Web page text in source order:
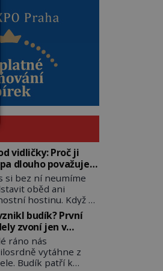
vidličky: Proč ji
dlouho považuje
samotného
si bez ní neumíme
oběd ani
hostinu. Když se
vidlička v raném
objevuje na
stolech,
pohoršení,
i strach. Mnozí
ji označují za
budík? První
zvoní jen v
nastavenou
ráno nás
vytáhne z
Budík patří k